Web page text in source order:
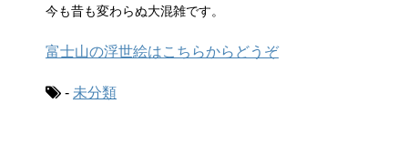
今も昔も変わらぬ大混雑です。
富士山の浮世絵はこちらからどうぞ
- 未分類